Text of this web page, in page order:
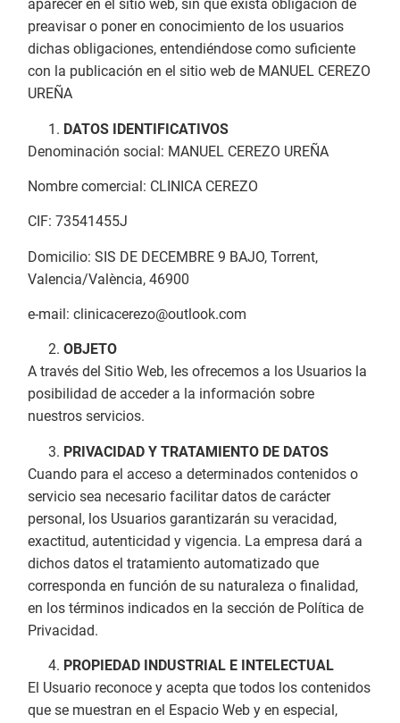
aparecer en el sitio web, sin que exista obligación de
preavisar o poner en conocimiento de los usuarios
dichas obligaciones, entendiéndose como suficiente
con la publicación en el sitio web de MANUEL CEREZO
UREÑA
DATOS IDENTIFICATIVOS
Denominación social: MANUEL CEREZO UREÑA
Nombre comercial: CLINICA CEREZO
CIF: 73541455J
Domicilio: SIS DE DECEMBRE 9 BAJO, Torrent,
Valencia/València, 46900
e-mail: clinicacerezo@outlook.com
OBJETO
A través del Sitio Web, les ofrecemos a los Usuarios la
posibilidad de acceder a la información sobre
nuestros servicios.
PRIVACIDAD Y TRATAMIENTO DE DATOS
Cuando para el acceso a determinados contenidos o
servicio sea necesario facilitar datos de carácter
personal, los Usuarios garantizarán su veracidad,
exactitud, autenticidad y vigencia. La empresa dará a
dichos datos el tratamiento automatizado que
corresponda en función de su naturaleza o finalidad,
en los términos indicados en la sección de Política de
Privacidad.
PROPIEDAD INDUSTRIAL E INTELECTUAL
El Usuario reconoce y acepta que todos los contenidos
que se muestran en el Espacio Web y en especial,